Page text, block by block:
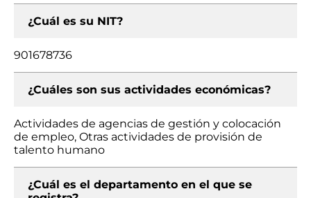
¿Cuál es su NIT?
901678736
¿Cuáles son sus actividades económicas?
Actividades de agencias de gestión y colocación
de empleo, Otras actividades de provisión de
talento humano
¿Cuál es el departamento en el que se